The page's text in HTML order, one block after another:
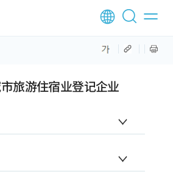
旅游住宿业登记企业